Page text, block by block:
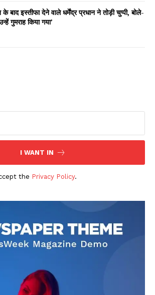
News on AIN
DOWNLOAD NOW
1
के बाद इस्तीफा देने वाले धर्मेंद्र प्रधान ने तोड़ी चुप्पी, बोले-
गुमराह किया गया’
I WANT IN
the Privacy Policy.